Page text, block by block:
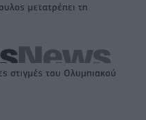
μετατρέπει τη
στιγμές του Ολυμπιακού